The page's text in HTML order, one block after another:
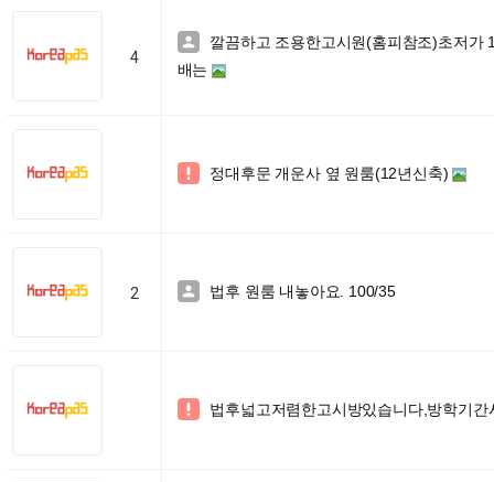
4

깔끔하고 조용한고시원(홈피참조)초저가
배는
 정대후문 개운사 옆 원룸(12년신축)
2  법후 원룸 내놓아요. 100/35
 법후넓고저렴한고시방있습니다,방학기